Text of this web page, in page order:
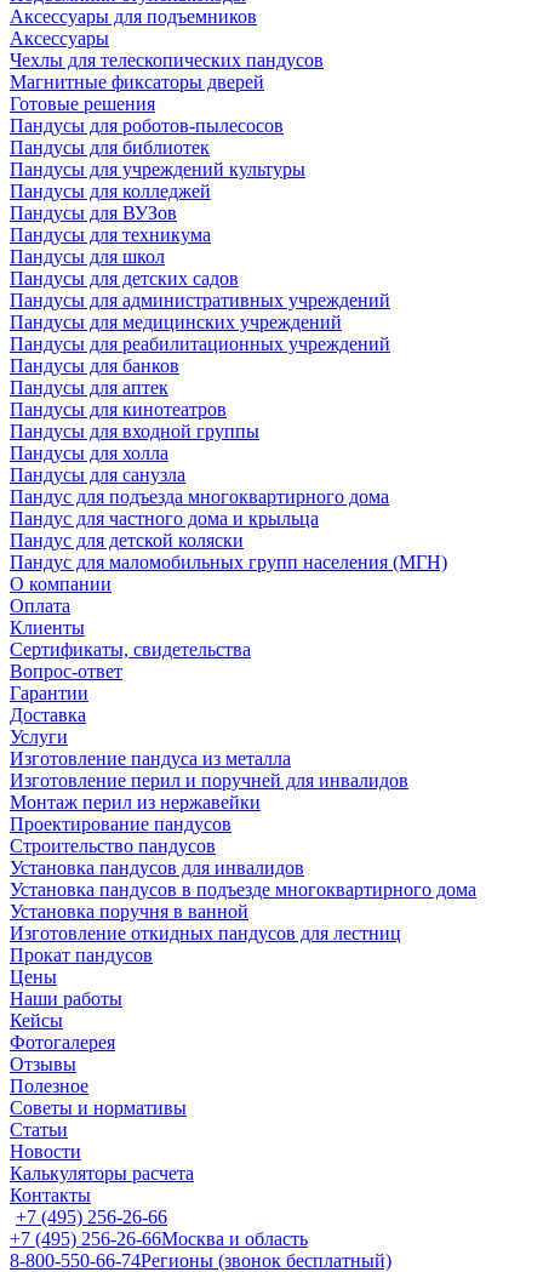
Аксессуары для подъемников
Аксессуары
Чехлы для телескопических пандусов
Магнитные фиксаторы дверей
Готовые решения
Пандусы для роботов-пылесосов
Пандусы для библиотек
Пандусы для учреждений культуры
Пандусы для колледжей
Пандусы для ВУЗов
Пандусы для техникума
Пандусы для школ
Пандусы для детских садов
Пандусы для административных учреждений
Пандусы для медицинских учреждений
Пандусы для реабилитационных учреждений
Пандусы для банков
Пандусы для аптек
Пандусы для кинотеатров
Пандусы для входной группы
Пандусы для холла
Пандусы для санузла
Пандус для подъезда многоквартирного дома
Пандус для частного дома и крыльца
Пандус для детской коляски
Пандус для маломобильных групп населения (МГН)
О компании
Оплата
Клиенты
Сертификаты, свидетельства
Вопрос-ответ
Гарантии
Доставка
Услуги
Изготовление пандуса из металла
Изготовление перил и поручней для инвалидов
Монтаж перил из нержавейки
Проектирование пандусов
Строительство пандусов
Установка пандусов для инвалидов
Установка пандусов в подъезде многоквартирного дома
Установка поручня в ванной
Изготовление откидных пандусов для лестниц
Прокат пандусов
Цены
Наши работы
Кейсы
Фотогалерея
Отзывы
Полезное
Советы и нормативы
Статьи
Новости
Калькуляторы расчета
Контакты
+7 (495) 256-26-66
+7 (495) 256-26-66Москва и область
8-800-550-66-74Регионы (звонок бесплатный)